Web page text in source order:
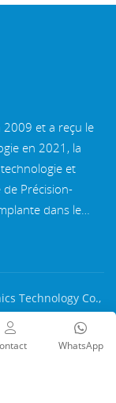
voulons
la
réel au
déterminer un
répondre à
de la
spatial), à
regardez
vous
à gauche
PSF. PSF est
la
du pixel dans
est lié à la
central de
le domaine
un autre
est n/2. Un
2009 et a reçu le
en 2021, la
et
Précision-
dans le
ville optique
d'un personnel
optique
et
avec des
et la fabrication
Technology Co.,
EN CHARGE
Blog
WhatsApp